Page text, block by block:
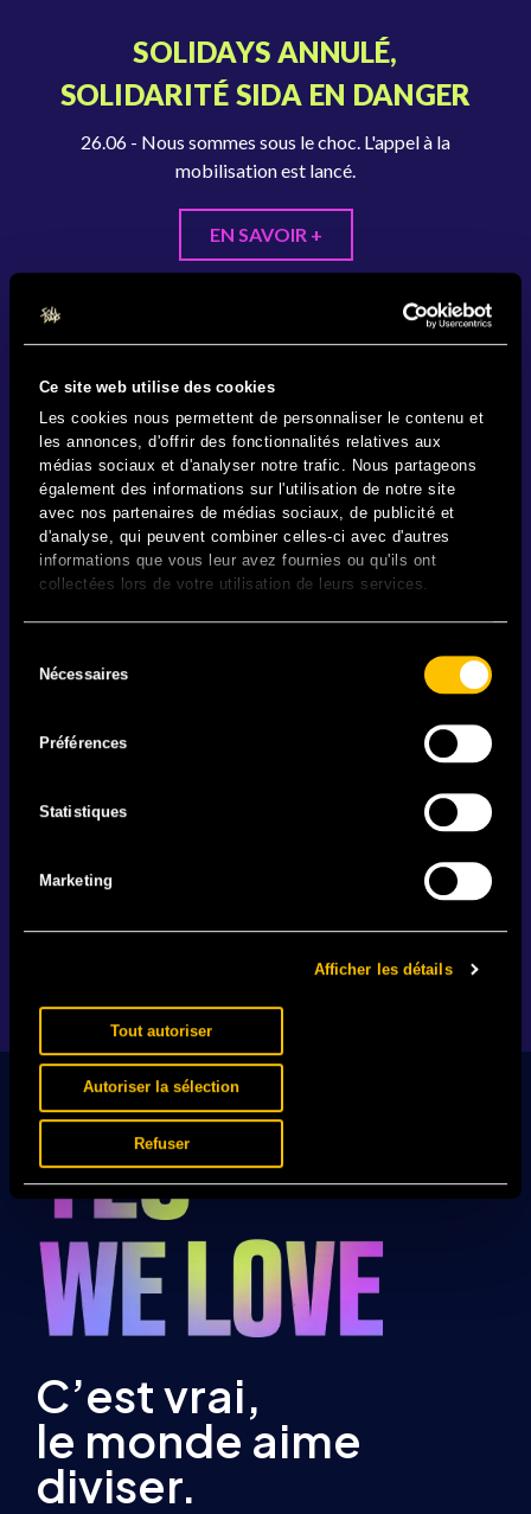
Ce site web utilise des cookies
Les cookies nous permettent de personnaliser le contenu et
les annonces, d'offrir des fonctionnalités relatives aux
médias sociaux et d'analyser notre trafic. Nous partageons
également des informations sur l'utilisation de notre site
avec nos partenaires de médias sociaux, de publicité et
d'analyse, qui peuvent combiner celles-ci avec d'autres
informations que vous leur avez fournies ou qu'ils ont
collectées lors de votre utilisation de leurs services.
duNécessaires
Préférences
Statistiques
Marketing
Afficher les détails
Tout autoriser
Autoriser la sélection
Refuser
SOLIDAYS ANNULÉ,
SOLIDARITÉ SIDA EN DANGER
26.06 - Nous sommes sous le choc. L'appel à la
mobilisation est lancé.
EN SAVOIR +
IL EST BEAU MON MAILLOT
EN SAVOIR +
… 89
C’est vrai,
le monde aime
diviser.